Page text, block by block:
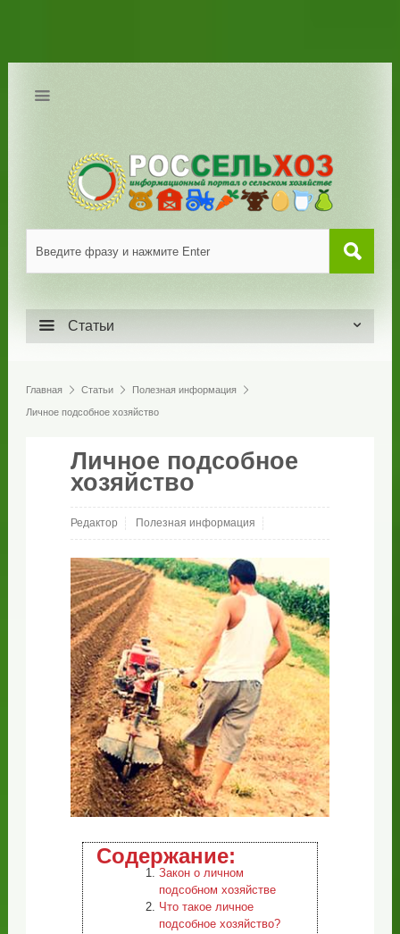
Статьи
Главная Статьи Полезная информация
Личное подсобное хозяйство
Личное подсобное
хозяйство
Редактор Полезная информация
Содержание:
Закон о личном
подсобном хозяйстве
Что такое личное
подсобное хозяйство?